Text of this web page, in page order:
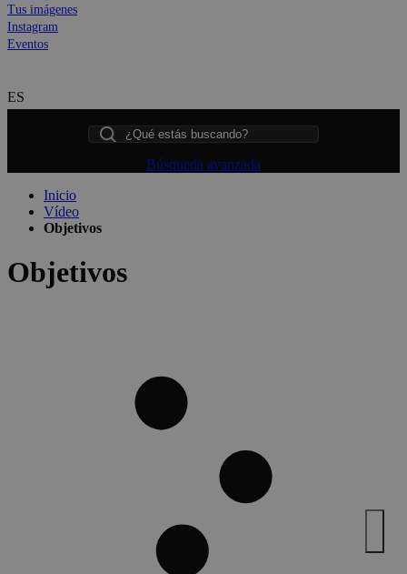
Tus imágenes
Instagram
Eventos
ES
Búsqueda avanzada
Inicio
Vídeo
Objetivos
Objetivos